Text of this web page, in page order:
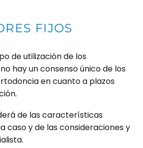
FIJOS
de utilización de los
hay un consenso único de los
en cuanto a plazos
de las características
caso y de las consideraciones y